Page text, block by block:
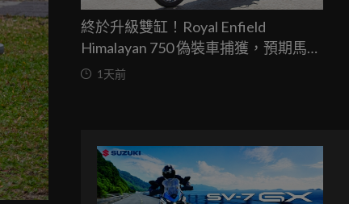
終於升級雙缸！Royal Enfield
Himalayan 750 偽裝車捕獲，預期馬力
突破67匹，最快米蘭車展亮相
1天前